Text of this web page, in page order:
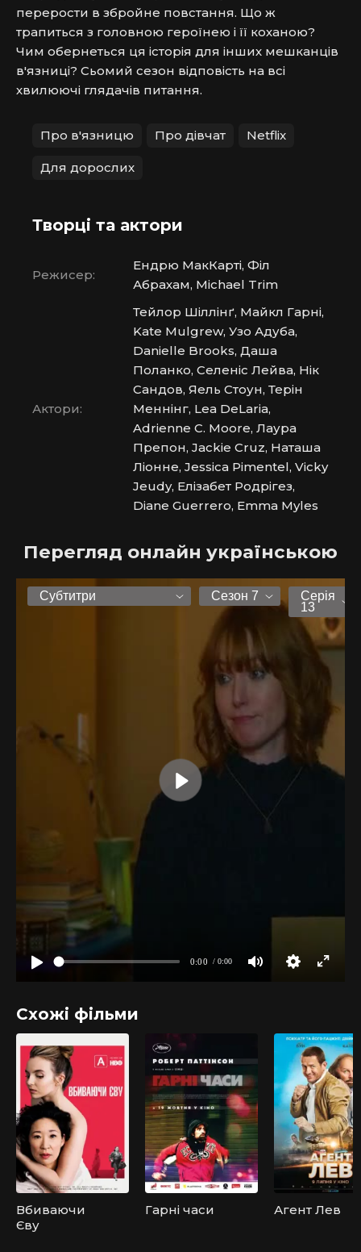
перерости в збройне повстання. Що ж
трапиться з головною героїнею і її коханою?
Чим обернеться ця історія для інших мешканців
в'язниці? Сьомий сезон відповість на всі
хвилюючі глядачів питання.
Про в'язницю Про дівчат Netflix
Для дорослих
Творці та актори
Режисер:
Ендрю МакКарті, Філ
Абрахам, Michael Trim
Актори:
Тейлор Шіллінґ, Майкл Гарні,
Kate Mulgrew, Узо Адуба,
Danielle Brooks, Даша
Поланко, Селеніс Лейва, Нік
Сандов, Яель Стоун, Терін
Меннінг, Lea DeLaria,
Adrienne C. Moore, Лаура
Препон, Jackie Cruz, Наташа
Ліонне, Jessica Pimentel, Vicky
Jeudy, Елізабет Родрігез,
Diane Guerrero, Emma Myles
Перегляд онлайн українською
Схожі фільми
Вбиваючи
Єву
Гарні часи Агент Лев